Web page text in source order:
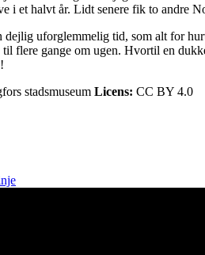
i et halvt år. Lidt senere fik to andre
dejlig uforglemmelig tid, som alt for
til flere gange om ugen. Hvortil en
stadsmuseum Licens: CC BY 4.0